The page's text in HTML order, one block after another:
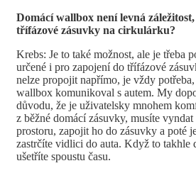
Domácí wallbox není levná
třífázové zásuvky na cirkulárku?
Krebs: Je to také možnost, ale je třeba
určené i pro zapojení do třífázové
nelze propojit napřímo, je vždy
wallbox komunikoval s autem. My
důvodu, že je uživatelsky mnohem
z běžné domácí zásuvky, musíte
prostoru, zapojit ho do zásuvky a poté
zastrčíte vidlici do auta. Když to takhle
ušetříte spoustu času.